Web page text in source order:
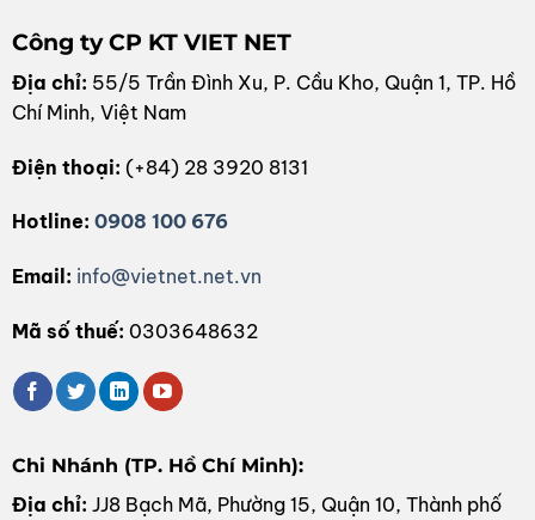
Công ty CP KT VIET NET
Địa chỉ: 55/5 Trần Đình Xu, P. Cầu Kho, Quận 1, TP. Hồ
Chí Minh, Việt Nam
Điện thoại: (+84) 28 3920 8131
Hotline: 0908 100 676
Email: info@vietnet.net.vn
Mã số thuế: 0303648632
Chi Nhánh (TP. Hồ Chí Minh):
Địa chỉ: JJ8 Bạch Mã, Phường 15, Quận 10, Thành phố